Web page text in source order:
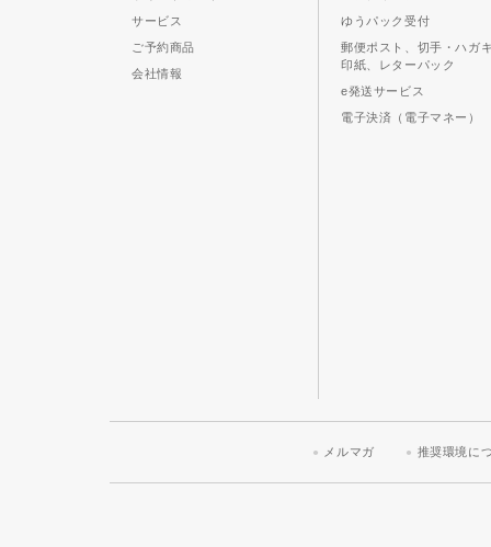
サービス
ご予約商品
会社情報
ゆうパック受付
郵便ポスト、切手・ハガ
印紙、レターパック
e発送サービス
電子決済（電子マネー）
メルマガ 推奨環境に